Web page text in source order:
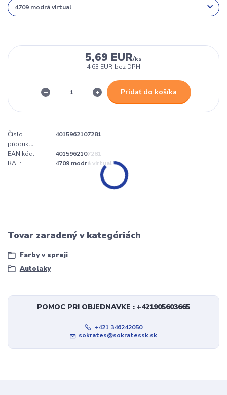
5,69 EUR/ks
4,63 EUR bez DPH
Pridať do košíka
Číslo
produktu:
4015962107281
EAN kód:
4015962107281
RAL:
4709 modrá virtual
Tovar zaradený v kategóriách
Farby v spreji
Autolaky
POMOC PRI OBJEDNAVKE : +421905603665
+421 346242050
sokrates@sokratessk.sk